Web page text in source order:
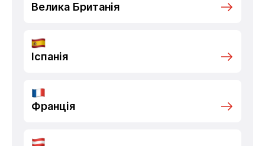
Велика Британія
Іспанія
Франція